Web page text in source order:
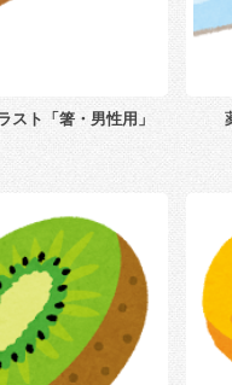
スト「箸・男性用」